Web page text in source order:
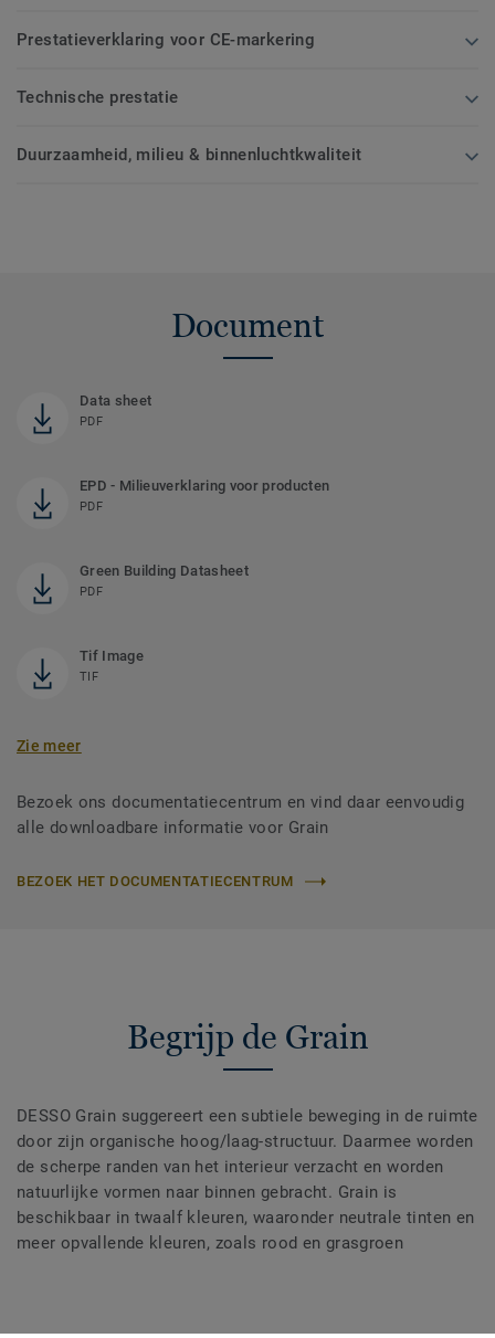
Prestatieverklaring voor CE-markering
Technische prestatie
Duurzaamheid, milieu & binnenluchtkwaliteit
Document
Data sheet
PDF
EPD - Milieuverklaring voor producten
PDF
Green Building Datasheet
PDF
Tif Image
TIF
Zie meer
Bezoek ons documentatiecentrum en vind daar eenvoudig
alle downloadbare informatie voor Grain
BEZOEK HET DOCUMENTATIECENTRUM
Begrijp de Grain
DESSO Grain suggereert een subtiele beweging in de ruimte
door zijn organische hoog/laag-structuur. Daarmee worden
de scherpe randen van het interieur verzacht en worden
natuurlijke vormen naar binnen gebracht. Grain is
beschikbaar in twaalf kleuren, waaronder neutrale tinten en
meer opvallende kleuren, zoals rood en grasgroen